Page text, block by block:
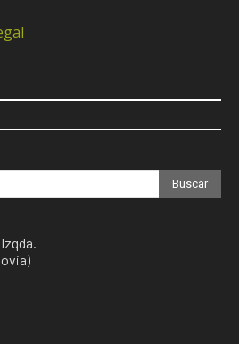
Buscar